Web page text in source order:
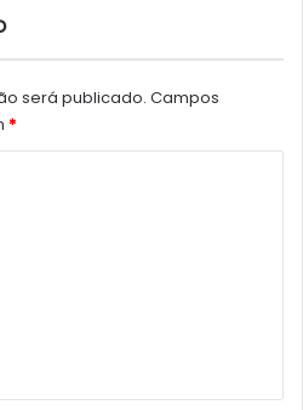
será publicado. Campos
*